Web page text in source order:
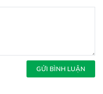
GỬI BÌNH LUẬN